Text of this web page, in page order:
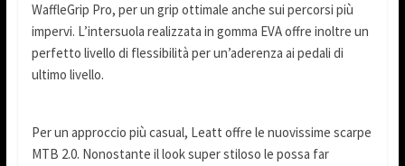
WaffleGrip Pro, per un grip ottimale anche sui percorsi più
impervi. L’intersuola realizzata in gomma EVA offre inoltre un
perfetto livello di flessibilità per un’aderenza ai pedali di
ultimo livello.
Per un approccio più casual, Leatt offre le nuovissime scarpe
MTB 2.0. Nonostante il look super stiloso le possa far